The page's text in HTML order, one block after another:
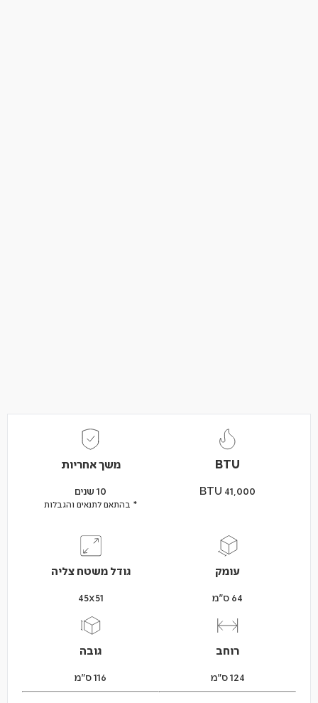
משך אחריות
10 שנים
* בהתאם לתנאים והגבלות
BTU
BTU 41,000
גודל משטח צליה
45x51
עומק
64 ס"מ
גובה
116 ס"מ
רוחב
124 ס"מ